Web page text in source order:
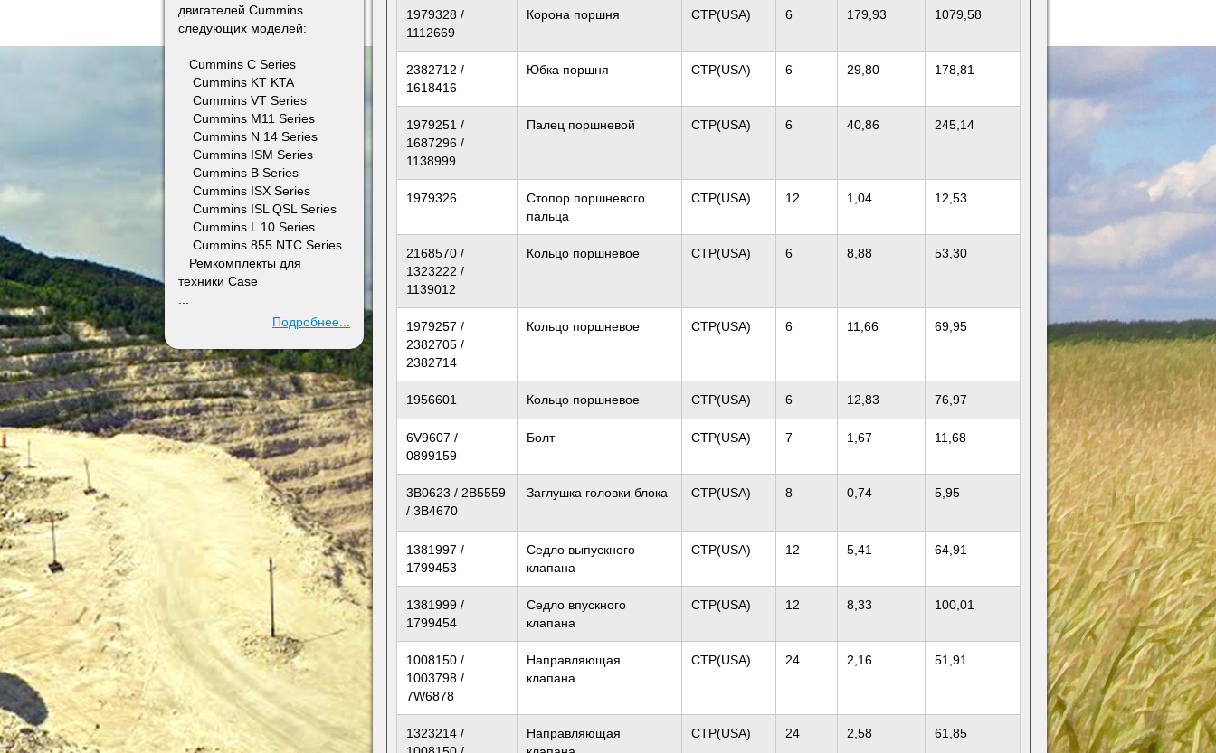
1979328 /
1112669
Корона поршня CTP(USA) 6 179,93 1079,58
2382712 /
1618416
Юбка поршня CTP(USA) 6 29,80 178,81
1979251 /
1687296 /
1138999
Палец поршневой CTP(USA) 6 40,86 245,14
1979326
Стопор поршневого
пальца
CTP(USA) 12 1,04 12,53
2168570 /
1323222 /
1139012
Кольцо поршневое CTP(USA) 6 8,88 53,30
1979257 /
2382705 /
2382714
Кольцо поршневое CTP(USA) 6 11,66 69,95
1956601 Кольцо поршневое CTP(USA) 6 12,83 76,97
6V9607 /
0899159
Болт CTP(USA) 7 1,67 11,68
3B0623 / 2B5559
/ 3B4670
Заглушка головки блока CTP(USA) 8 0,74 5,95
1381997 /
1799453
Седло выпускного
клапана
CTP(USA) 12 5,41 64,91
1381999 /
1799454
Седло впускного
клапана
CTP(USA) 12 8,33 100,01
1008150 /
1003798 /
7W6878
Направляющая
клапана
CTP(USA) 24 2,16 51,91
1323214 /
Направляющая
CTP(USA) 24 2,58 61,85
двигателей Сummins
следующих моделей:
​ Cummins C Series
Cummins KT KTA
Cummins VT Series
Cummins M11 Series
Cummins N 14 Series
Cummins ISM Series
Cummins B Series
Cummins ISX Series
Cummins ISL QSL Series
Cummins L 10 Series
Cummins 855 NTC Series
Ремкомплекты для
техники Case
Подробнее...